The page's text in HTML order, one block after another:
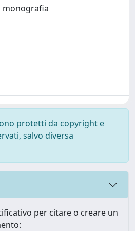
monografia
protetti da copyright e
salvo diversa
per citare o creare un